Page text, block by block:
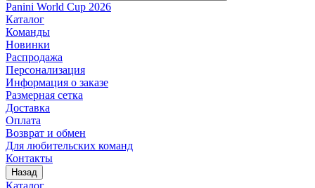
Panini World Cup 2026
Каталог
Команды
Новинки
Распродажа
Персонализация
Информация о заказе
Размерная сетка
Доставка
Оплата
Возврат и обмен
Для любительских команд
Контакты
Назад
Каталог